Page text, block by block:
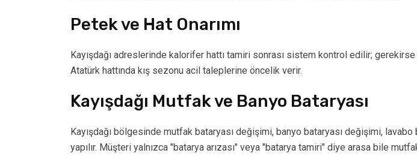
Petek ve Hat Onarımı
Kayışdağı adreslerinde kalorifer hattı tamiri sonrası sistem kontrol edilir;
Atatürk hattında kış sezonu acil taleplerine öncelik verir.
Kayışdağı Mutfak ve Banyo Bataryası
Kayışdağı bölgesinde mutfak bataryası değişimi, banyo bataryası değişimi,
yapılır. Müşteri yalnızca "batarya arızası" veya "batarya tamiri" diye arasa bile